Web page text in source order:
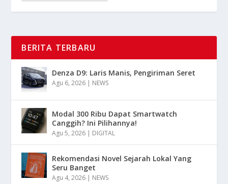
BERITA TERBARU
Denza D9: Laris Manis, Pengiriman Seret
Agu 6, 2026 | NEWS
Modal 300 Ribu Dapat Smartwatch
Canggih? Ini Pilihannya!
Agu 5, 2026 | DIGITAL
Rekomendasi Novel Sejarah Lokal Yang
Seru Banget
Agu 4, 2026 | NEWS